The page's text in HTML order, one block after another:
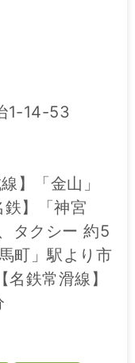
1-14-53
】「金山」
】「神宮
タクシー 約5
町」駅より市
鉄常滑線】